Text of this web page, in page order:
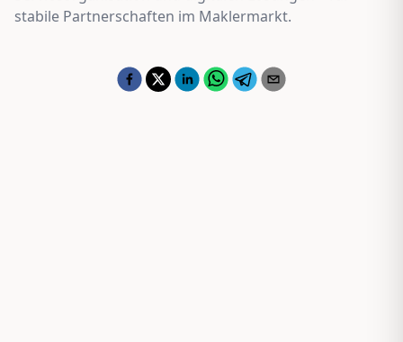
stabile Partnerschaften im Maklermarkt.